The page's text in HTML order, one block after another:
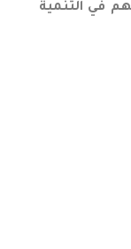
في التنمية